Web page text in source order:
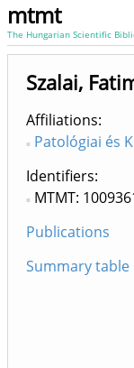
mtmt
The Hungarian Scientific
Szalai,
Affiliations
Patológiai és
Identifiers
MTMT:
Publications
Summary table